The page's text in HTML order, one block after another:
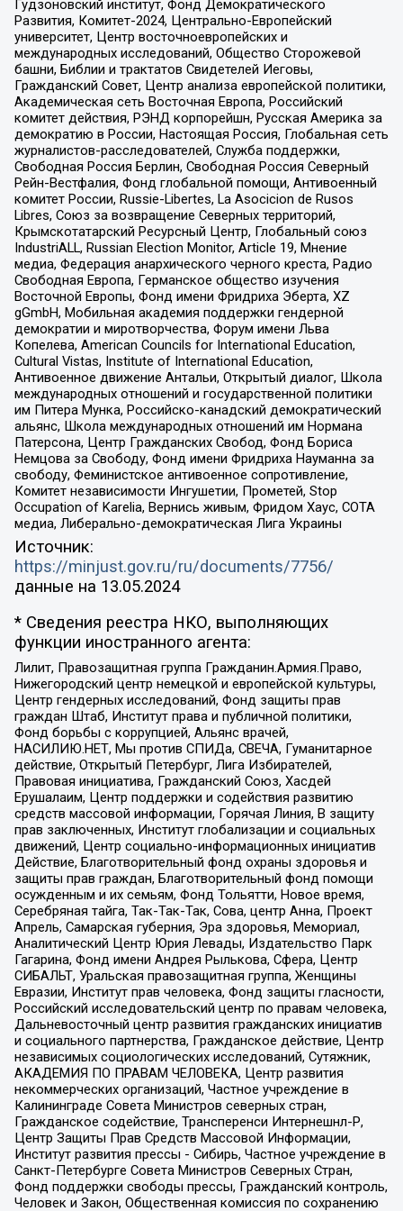
Гудзоновский институт, Фонд Демократического
Развития, Комитет-2024, Центрально-Европейский
университет, Центр восточноевропейских и
международных исследований, Общество Сторожевой
башни, Библии и трактатов Свидетелей Иеговы,
Гражданский Совет, Центр анализа европейской политики,
Академическая сеть Восточная Европа, Российский
комитет действия, РЭНД корпорейшн, Русская Америка за
демократию в России, Настоящая Россия, Глобальная сеть
журналистов-расследователей, Служба поддержки,
Свободная Россия Берлин, Свободная Россия Северный
Рейн-Вестфалия, Фонд глобальной помощи, Антивоенный
комитет России, Russie-Libertes, La Asocicion de Rusos
Libres, Союз за возвращение Северных территорий,
Крымскотатарский Ресурсный Центр, Глобальный союз
IndustriALL, Russian Election Monitor, Article 19, Мнение
медиа, Федерация анархического черного креста, Радио
Свободная Европа, Германское общество изучения
Восточной Европы, Фонд имени Фридриха Эберта, XZ
gGmbH, Мобильная академия поддержки гендерной
демократии и миротворчества, Форум имени Льва
Копелева, American Councils for International Education,
Cultural Vistas, Institute of International Education,
Антивоенное движение Антальи, Открытый диалог, Школа
международных отношений и государственной политики
им Питера Мунка, Российско-канадский демократический
альянс, Школа международных отношений им Нормана
Патерсона, Центр Гражданских Свобод, Фонд Бориса
Немцова за Свободу, Фонд имени Фридриха Науманна за
свободу, Феминистское антивоенное сопротивление,
Комитет независимости Ингушетии, Прометей, Stop
Occupation of Karelia, Вернись живым, Фридом Хаус, СОТА
медиа, Либерально-демократическая Лига Украины
Источник:
https://minjust.gov.ru/ru/documents/7756/
данные на 13.05.2024
* Сведения реестра НКО, выполняющих
функции иностранного агента:
Лилит, Правозащитная группа Гражданин.Армия.Право,
Нижегородский центр немецкой и европейской культуры,
Центр гендерных исследований, Фонд защиты прав
граждан Штаб, Институт права и публичной политики,
Фонд борьбы с коррупцией, Альянс врачей,
НАСИЛИЮ.НЕТ, Мы против СПИДа, СВЕЧА, Гуманитарное
действие, Открытый Петербург, Лига Избирателей,
Правовая инициатива, Гражданский Союз, Хасдей
Ерушалаим, Центр поддержки и содействия развитию
средств массовой информации, Горячая Линия, В защиту
прав заключенных, Институт глобализации и социальных
движений, Центр социально-информационных инициатив
Действие, Благотворительный фонд охраны здоровья и
защиты прав граждан, Благотворительный фонд помощи
осужденным и их семьям, Фонд Тольятти, Новое время,
Серебряная тайга, Так-Так-Так, Сова, центр Анна, Проект
Апрель, Самарская губерния, Эра здоровья, Мемориал,
Аналитический Центр Юрия Левады, Издательство Парк
Гагарина, Фонд имени Андрея Рылькова, Сфера, Центр
СИБАЛЬТ, Уральская правозащитная группа, Женщины
Евразии, Институт прав человека, Фонд защиты гласности,
Российский исследовательский центр по правам человека,
Дальневосточный центр развития гражданских инициатив
и социального партнерства, Гражданское действие, Центр
независимых социологических исследований, Сутяжник,
АКАДЕМИЯ ПО ПРАВАМ ЧЕЛОВЕКА, Центр развития
некоммерческих организаций, Частное учреждение в
Калининграде Совета Министров северных стран,
Гражданское содействие, Трансперенси Интернешнл-Р,
Центр Защиты Прав Средств Массовой Информации,
Институт развития прессы - Сибирь, Частное учреждение в
Санкт-Петербурге Совета Министров Северных Стран,
Фонд поддержки свободы прессы, Гражданский контроль,
Человек и Закон, Общественная комиссия по сохранению